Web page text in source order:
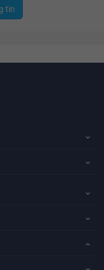
hiện tại công ty đã trở
đầu Việt Nam.
tin